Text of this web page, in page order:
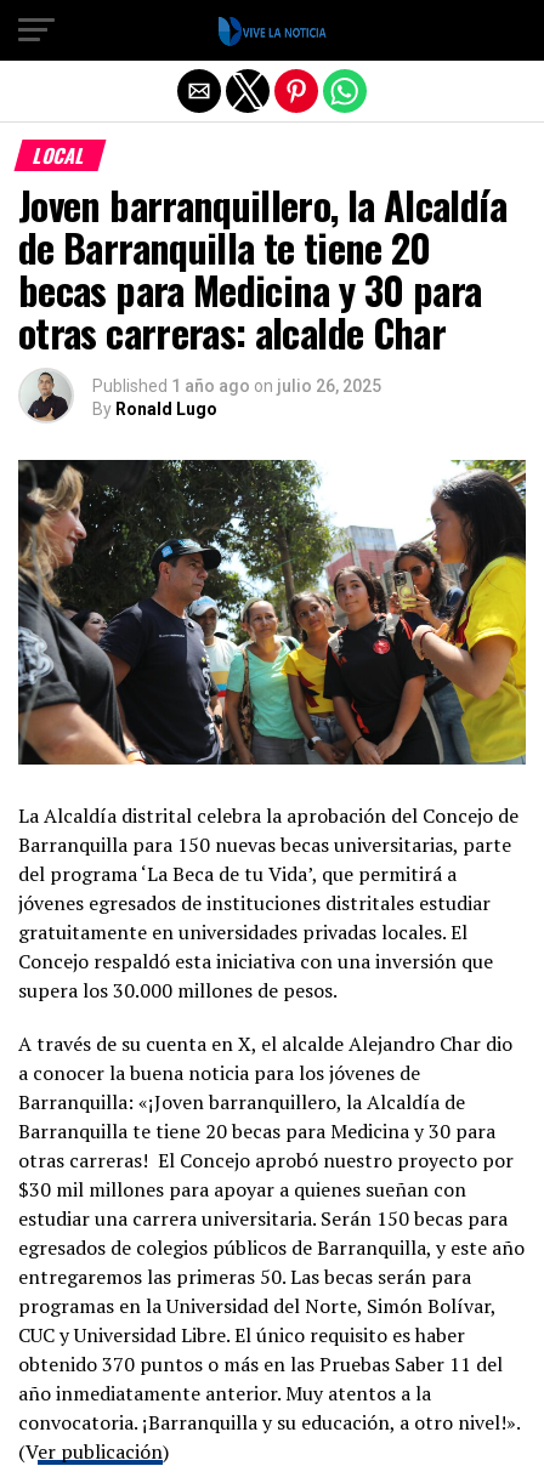
LOCAL
Joven barranquillero, la Alcaldía
de Barranquilla te tiene 20
becas para Medicina y 30 para
otras carreras: alcalde Char
Published 1 año ago on julio 26, 2025
By Ronald Lugo
La Alcaldía distrital celebra la aprobación del Concejo de
Barranquilla para 150 nuevas becas universitarias, parte
del programa ‘La Beca de tu Vida’, que permitirá a
jóvenes egresados de instituciones distritales estudiar
gratuitamente en universidades privadas locales. El
Concejo respaldó esta iniciativa con una inversión que
supera los 30.000 millones de pesos.
A través de su cuenta en X, el alcalde Alejandro Char dio
a conocer la buena noticia para los jóvenes de
Barranquilla: «¡Joven barranquillero, la Alcaldía de
Barranquilla te tiene 20 becas para Medicina y 30 para
otras carreras! El Concejo aprobó nuestro proyecto por
$30 mil millones para apoyar a quienes sueñan con
estudiar una carrera universitaria. Serán 150 becas para
egresados de colegios públicos de Barranquilla, y este año
entregaremos las primeras 50. Las becas serán para
programas en la Universidad del Norte, Simón Bolívar,
CUC y Universidad Libre. El único requisito es haber
obtenido 370 puntos o más en las Pruebas Saber 11 del
año inmediatamente anterior. Muy atentos a la
convocatoria. ¡Barranquilla y su educación, a otro nivel!».
(Ver publicación)
Salir de la versión móvil